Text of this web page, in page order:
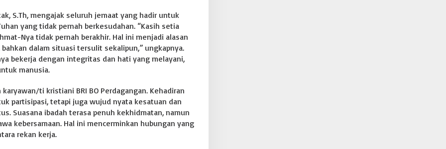
S.Th, mengajak seluruh jemaat yang hadir untuk
yang tidak pernah berkesudahan. “Kasih setia
Nya tidak pernah berakhir. Hal ini menjadi alasan
dalam situasi tersulit sekalipun,” ungkapnya.
bekerja dengan integritas dan hati yang melayani,
manusia.
ti kristiani BRI BO Perdagangan. Kehadiran
partisipasi, tetapi juga wujud nyata kesatuan dan
Suasana ibadah terasa penuh kekhidmatan, namun
kebersamaan. Hal ini mencerminkan hubungan yang
rekan kerja.